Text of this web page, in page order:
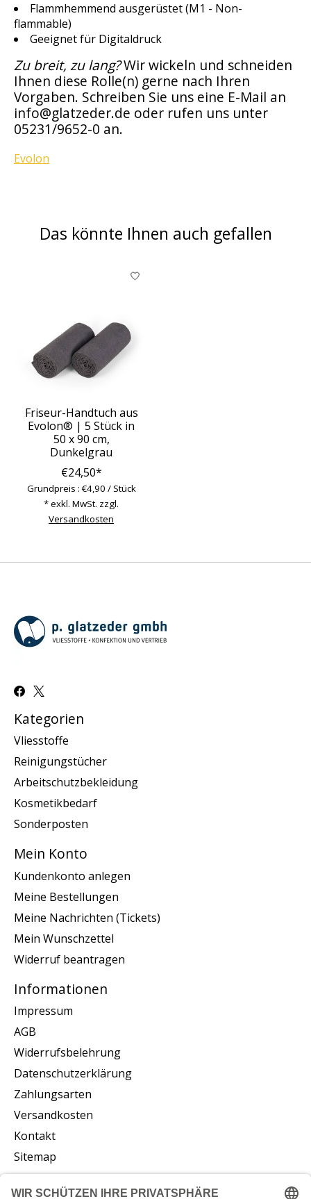
Flammhemmend ausgerüstet (M1 - Non-
flammable)
Geeignet für Digitaldruck
Zu breit, zu lang?Wir wickeln und schneiden
Ihnen diese Rolle(n) gerne nach Ihren
Vorgaben. Schreiben Sie uns eine E-Mail an
info@glatzeder.de oder rufen uns unter
05231/9652-0 an.
Evolon
Das könnte Ihnen auch gefallen
Produkt-Karussell-Artikel
Friseur-Handtuch aus
Evolon® | 5 Stück in
50 x 90 cm,
Dunkelgrau
€24,50*
Grundpreis : €4,90 / Stück
* exkl. MwSt. zzgl.
Versandkosten
Kategorien
Vliesstoffe
Reinigungstücher
Arbeitschutzbekleidung
Kosmetikbedarf
Sonderposten
Mein Konto
Kundenkonto anlegen
Meine Bestellungen
Meine Nachrichten (Tickets)
Mein Wunschzettel
Widerruf beantragen
Informationen
Impressum
AGB
Widerrufsbelehrung
Datenschutzerklärung
Zahlungsarten
Versandkosten
Kontakt
Sitemap
Abonnieren Sie unseren Newsletter